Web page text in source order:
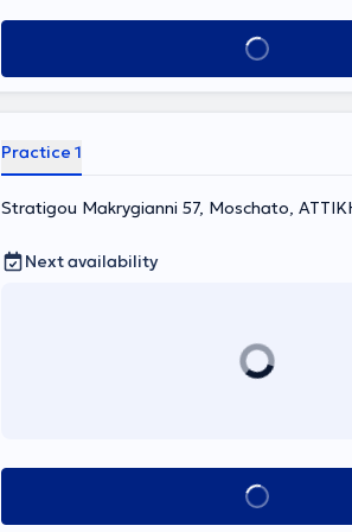
Book appointment
Practice 1
Stratigou Makrygianni 57, Moschato,
Next availability
Book appointment